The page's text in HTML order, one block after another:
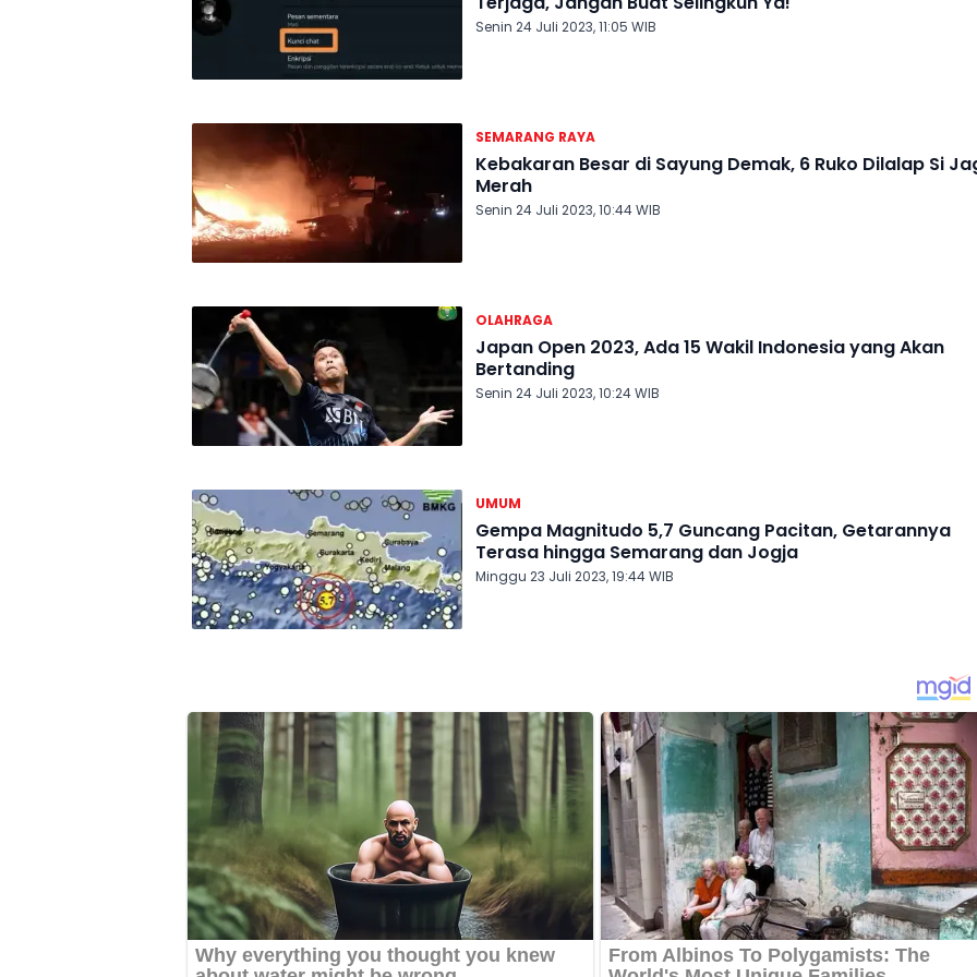
Senin 24 Juli 2023, 11:05 WIB
SEMARANG RAYA
Kebakaran Besar di Sayung Demak, 6 Ruko Dilalap Si
Merah
Senin 24 Juli 2023, 10:44 WIB
OLAHRAGA
Japan Open 2023, Ada 15 Wakil Indonesia yang Akan
Bertanding
Senin 24 Juli 2023, 10:24 WIB
UMUM
Gempa Magnitudo 5,7 Guncang Pacitan, Getarannya
Terasa hingga Semarang dan Jogja
Minggu 23 Juli 2023, 19:44 WIB